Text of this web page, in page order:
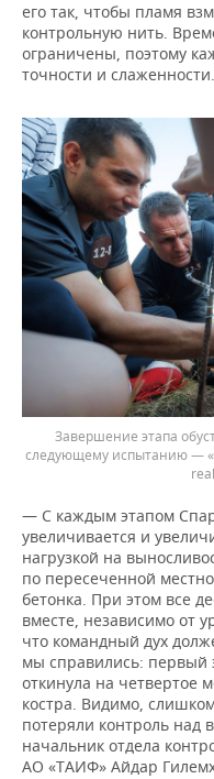
его так, чтобы пламя
контрольную нить.
ограничены, поэтому
точности и слаженности.
Завершение этапа
следующему испытанию —
— С каждым этапом
увеличивается и
нагрузкой на
по пересеченной
бетонка. При этом все
вместе, независимо от
что командный дух
мы справились:
откинула на четвертое
костра. Видимо,
потеряли контроль над
начальник отдела
АО «ТАИФ» Айдар